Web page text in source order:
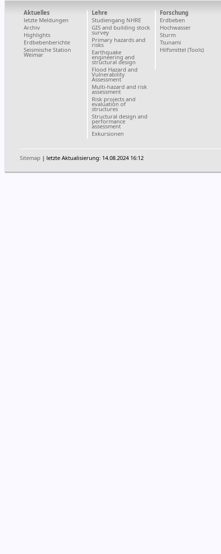
Aktuelles
letzte Meldungen
Archiv
Highlights
Erdbebenberichte
Seismische Station
Weimar
Lehre
Studiengang NHRE
GIS and building stock
survey
Primary hazards and
risks
Earthquake
engineering and
structural design
Flood Hazard and
Vulnerability
Assessment
Multi-hazard and risk
assessment
Risk projects and
evaluation of
structures
Structural design and
performance
assessment
Exkursionen
Forschung
Erdbeben
Hochwasser
Sturm
Tsunami
Hilfsmittel (Tools)
Sitemap | letzte Aktualisierung: 14.08.2024 16:12